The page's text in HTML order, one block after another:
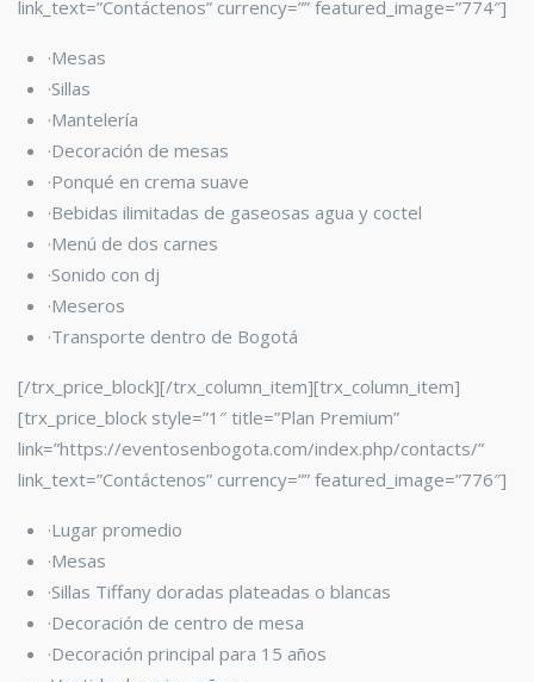
link_text=”Contáctenos” currency=”” featured_image=”774″]
·Mesas
·Sillas
·Mantelería
·Decoración de mesas
·Ponqué en crema suave
·Bebidas ilimitadas de gaseosas agua y coctel
·Menú de dos carnes
·Sonido con dj
·Meseros
·Transporte dentro de Bogotá
[/trx_price_block][/trx_column_item][trx_column_item]
[trx_price_block style=”1″ title=”Plan Premium”
link=”https://eventosenbogota.com/index.php/contacts/”
link_text=”Contáctenos” currency=”” featured_image=”776″]
·Lugar promedio
·Mesas
·Sillas Tiffany doradas plateadas o blancas
·Decoración de centro de mesa
·Decoración principal para 15 años